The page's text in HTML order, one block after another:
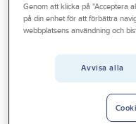
Kampanjer
Outlet
Gelia Produkter Gelia VVS
Genom att klicka på "Acceptera
på din enhet för att förbättra
webbplatsens användning och
Avvisa alla